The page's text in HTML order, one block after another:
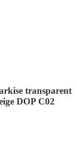
transparent
DOP C02